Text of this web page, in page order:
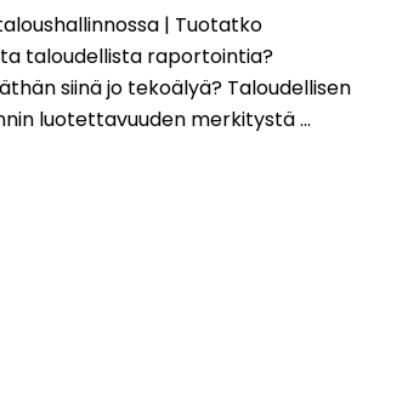
| Tuotatko
taloudellista raportointia?
siinä jo tekoälyä? Taloudellisen
luotettavuuden merkitystä ...